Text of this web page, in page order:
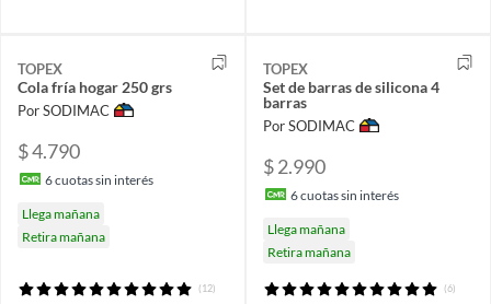
TOPEX
Cola fría hogar 250 grs
Por SODIMAC
$ 4.790
6cuotas sin interés
Llega mañana
Retira mañana
(12)
TOPEX
Set de barras de silicona 4
barras
Por SODIMAC
$ 2.990
6cuotas sin interés
Llega mañana
Retira mañana
(6)